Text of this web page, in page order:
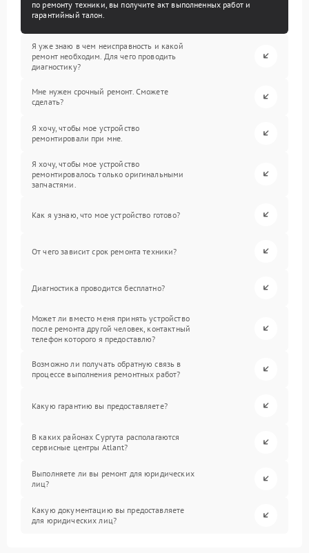
по ремонту техники, вы получите акт выполненных работ и
гарантийный талон.
Я уже знаю в чем неисправность и какой
ремонт необходим. Для чего проводить
диагностику?
Мне нужен срочный ремонт. Сможете
сделать?
Я хочу, чтобы мое устройство
ремонтировали при мне.
Я хочу, чтобы мое устройство
ремонтировалось только оригинальными
запчастями.
Как я узнаю, что мое устройство готово?
От чего зависит срок ремонта техники?
Диагностика проводится бесплатно?
Может ли вместо меня принять устройство
после ремонта другой человек, контактный
телефон которого я предоставлю?
Возможно ли получать обратную связь в
процессе выполнения ремонтных работ?
Какую гарантию вы предоставляете?
В каких районах Сургута располагаются
сервисные центры Atlant?
Выполняете ли вы ремонт для юридических
лиц?
Какую документацию вы предоставляете
для юридических лиц?